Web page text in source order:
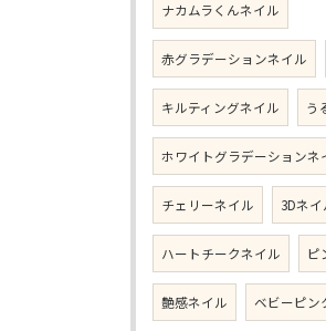
ナカムラくんネイル
赤グラデーションネイル
キルティングネイル う
ホワイトグラデーションネ
チェリーネイル 3Dネイ
ハートチークネイル ピ
艶感ネイル ベビーピン